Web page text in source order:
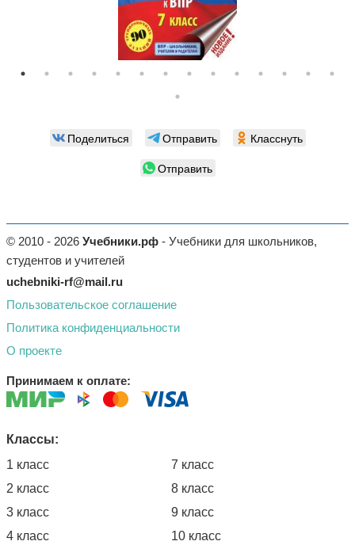
Поделиться Отправить
Класснуть
Отправить
© 2010 - 2026 Учебники.рф - Учебники для школьников,
студентов и учителей
uchebniki-rf@mail.ru
Пользовательское соглашение
Политика конфиденциальности
О проекте
Принимаем к оплате:
Классы:
1 класс
2 класс
3 класс
4 класс
7 класс
8 класс
9 класс
10 класс